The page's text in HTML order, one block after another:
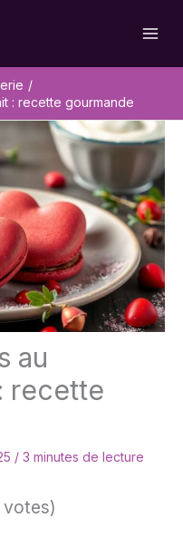
: recette gourmande
au
recette
/ 3 minutes de lecture